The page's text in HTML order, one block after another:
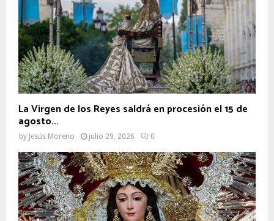
La Virgen de los Reyes saldrá en procesión el 15 de
agosto...
by Jesús Moreno julio 29, 2026 0